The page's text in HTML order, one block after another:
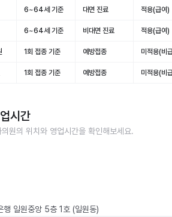
6~64세 기준 대면 진료 적용(급여)
6~64세 기준 비대면 진료 적용(급여)
1회 접종 기준 예방접종 미적용(비
1회 접종 기준 예방접종 미적용(비
시간
원의 위치와 영업시간을 확인해보세요.
일원중앙 5층 1호 (일원동)